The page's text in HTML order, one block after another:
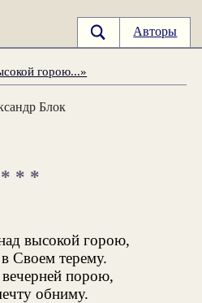
Авторы
горою...»
Блок
* * *
высокой горою,
Своем терему.
порою,
обниму.